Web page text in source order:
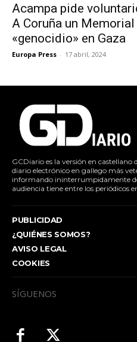
Acampa pide
A Coruña un
«genocidio» en Gaza
Europa Press - 17 abril, 2024
GCDiario es la versión en castellano
diario electrónico en gallego más
informando ininterrumpidamente
audiencia tiene entre los periódicos
PUBLICIDAD
¿QUIÉNES SOMOS?
AVISO LEGAL
COOKIES
SÍGUENOS